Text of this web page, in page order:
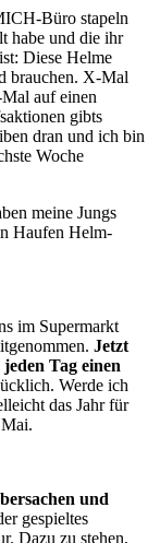
Büro stapeln
habe und die ihr
Diese Helme
brauchen. X-Mal
auf einen
gibts
dran und ich bin
Woche
meine Jungs
Haufen Helm-
im Supermarkt
Jetzt
Tag einen
Werde ich
das Jahr für
und
gespieltes
Dazu zu stehen,